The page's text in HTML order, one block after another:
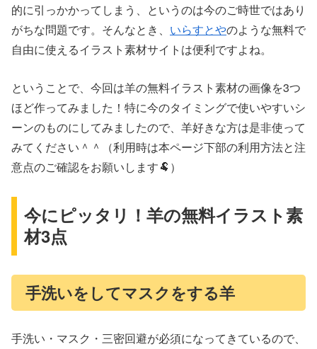
的に引っかかってしまう、というのは今のご時世ではあり
がちな問題です。そんなとき、 いらすとやのような無料で
自由に使えるイラスト素材サイトは便利ですよね。
ということで、今回は羊の無料イラスト素材の画像を3つ
ほど作ってみました！特に今のタイミングで使いやすいシ
ーンのものにしてみましたので、羊好きな方は是非使って
みてください＾＾（利用時は本ページ下部の利用方法と注
意点のご確認をお願いします🐏）
今にピッタリ！羊の無料イラスト素
材3点
手洗いをしてマスクをする羊
手洗い・マスク・三密回避が必須になってきているので、